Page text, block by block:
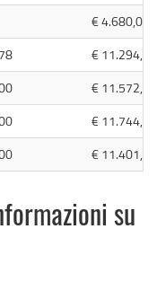
€ 4.680,05
€ 11.294,97
€ 11.572,93
€ 11.744,79
€ 11.401,61
su